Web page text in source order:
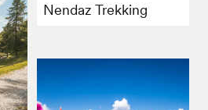
Nendaz Trekking